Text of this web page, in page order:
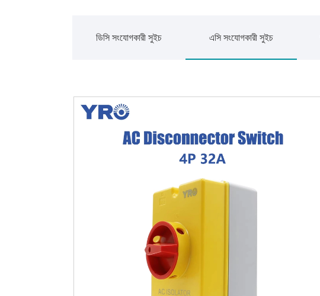
ডিসি সংযোগকারী সুইচ এসি সংযোগকারী সুইচ